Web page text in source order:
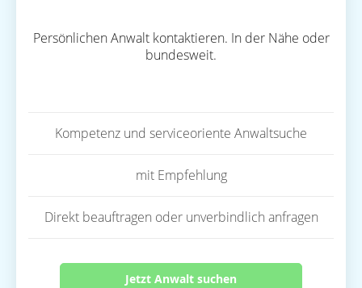
Persönlichen Anwalt kontaktieren. In der Nähe oder
bundesweit.
Kompetenz und serviceoriente Anwaltsuche
mit Empfehlung
Direkt beauftragen oder unverbindlich anfragen
Jetzt Anwalt suchen